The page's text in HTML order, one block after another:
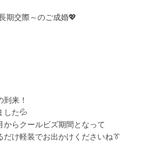
期交際～のご成婚💖
来！
した💦
からクールビズ期間となって
だけ軽装でお出かけくださいね👔